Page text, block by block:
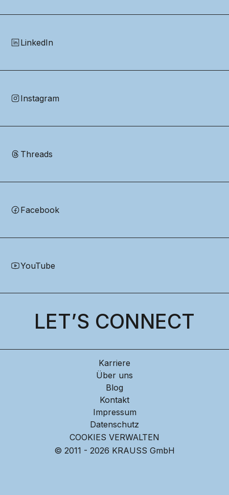
LinkedIn
Instagram
Threads
Facebook
YouTube
LET’S CONNECT
Karriere
Über uns
Blog
Kontakt
Impressum
Datenschutz
COOKIES VERWALTEN
© 2011 - 2026 KRAUSS GmbH